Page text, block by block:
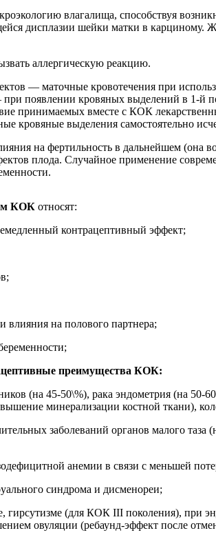
влагалища, способствуя
дисплазии шейки матки в
аллергическую реакцию.
— маточные кровотечения при
появлении кровяных выделений в 1-й
принимаемых вместе с КОК
кровяные выделения самостоятельно
на фертильность в дальнейшем (она
плода. Случайное применение
КОК относят:
контрацептивный эффект;
влияния на полового партнера;
преимущества КОК:
(на 45-50\%), рака эндометрия (на
минерализации костной ткани),
заболеваний органов малого таза
анемии в связи с меньшей
синдрома и дисменореи;
гирсутизме (для КОК III поколения), при
овуляции (ребаунд-эффект после